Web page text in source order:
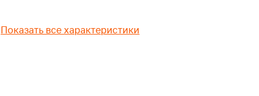
Показать все характеристики